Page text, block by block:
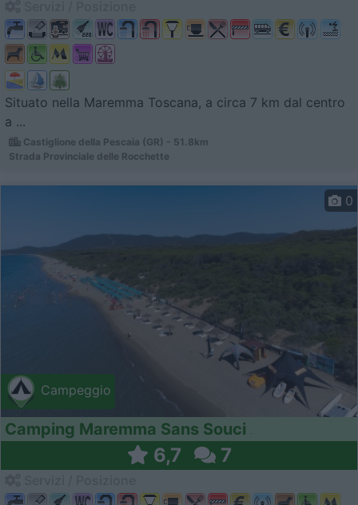
Situato nella Maremma Toscana, a circa 7 km dal centro
a ...
Castiglione della Pescaia (GR) - 51.8km
Strada Provinciale delle Rocchette
Campeggio
0
Camping Maremma Sans Souci
6,7 7